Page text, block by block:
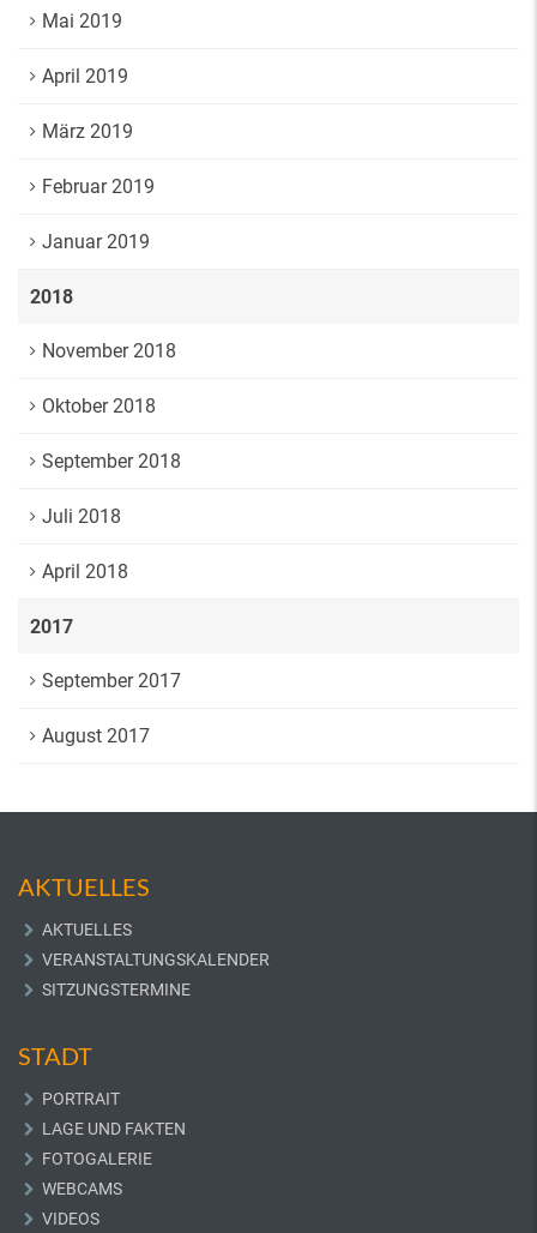
Mai 2019
April 2019
März 2019
Februar 2019
Januar 2019
2018
November 2018
Oktober 2018
September 2018
Juli 2018
April 2018
2017
September 2017
August 2017
AKTUELLES
AKTUELLES
VERANSTALTUNGSKALENDER
SITZUNGSTERMINE
STADT
PORTRAIT
LAGE UND FAKTEN
FOTOGALERIE
WEBCAMS
VIDEOS